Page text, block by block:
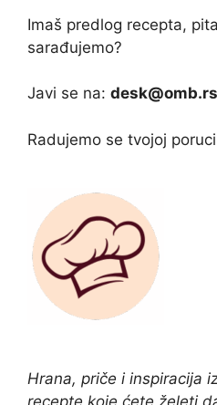
Imaš predlog recepta,
sarađujemo?
Javi se na: desk@omb.rs
Radujemo se tvojoj
Hrana, priče i inspiracija
recepte koje ćete želeti